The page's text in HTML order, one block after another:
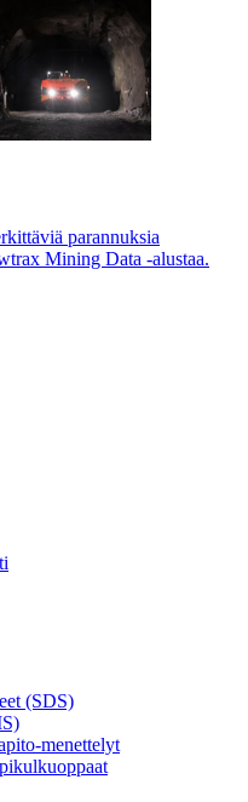
parannuksia
Mining Data -alustaa.
(SDS)
menettelyt